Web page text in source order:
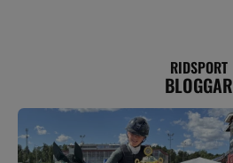
RIDSPORT
BLOGGAR